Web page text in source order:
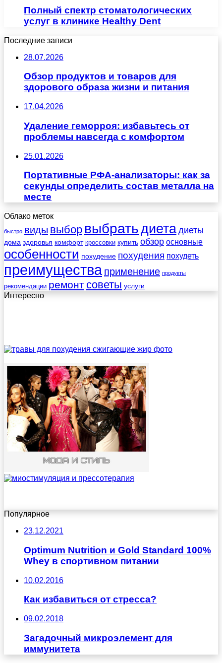
Полный спектр стоматологических
услуг в клинике Healthy Dent
Последние записи
28.07.2026
Обзор продуктов и товаров для
здорового образа жизни и питания
17.04.2026
Удаление геморроя: избавьтесь от
проблемы навсегда с комфортом
25.01.2026
Портативные РФА-анализаторы: как за
секунды определить состав металла на
месте
Облако меток
быстро виды выбор выбратьдиета диеты
дома здоровья комфорт кроссовки купить обзор основные
особенности похудение похудения похудеть
преимущества применение продукты
рекомендации ремонт советы услуги
Интересно
Популярное
23.12.2021
Optimum Nutrition и Gold Standard 100%
Whey в спортивном питании
10.02.2016
Как избавиться от стресса?
09.02.2018
Загадочный микроэлемент для
иммунитета